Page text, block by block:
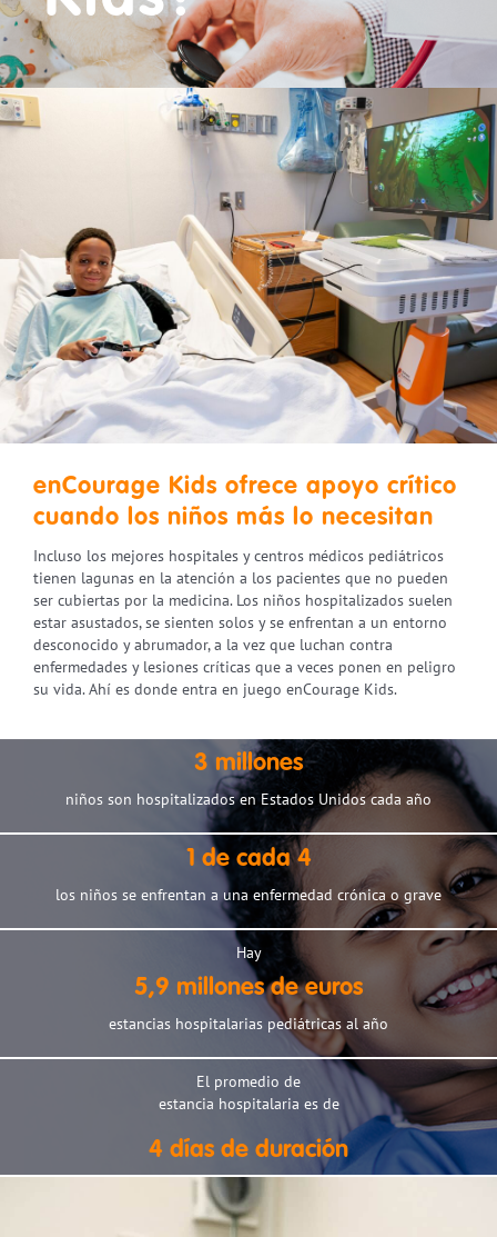
Donar
enCourage Kids ofrece apoyo crítico
cuando los niños más lo necesitan
Incluso los mejores hospitales y centros médicos pediátricos
tienen lagunas en la atención a los pacientes que no pueden
ser cubiertas por la medicina. Los niños hospitalizados suelen
estar asustados, se sienten solos y se enfrentan a un entorno
desconocido y abrumador, a la vez que luchan contra
enfermedades y lesiones críticas que a veces ponen en peligro
su vida. Ahí es donde entra en juego enCourage Kids.
3 millones
niños son hospitalizados en Estados Unidos cada año
1 de cada 4
los niños se enfrentan a una enfermedad crónica o grave
Hay
5,9 millones de euros
estancias hospitalarias pediátricas al año
El promedio de
estancia hospitalaria es de
4 días de duración